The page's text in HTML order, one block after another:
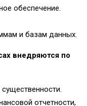
обеспечение.
и базам данных.
внедряются по
отчетности,